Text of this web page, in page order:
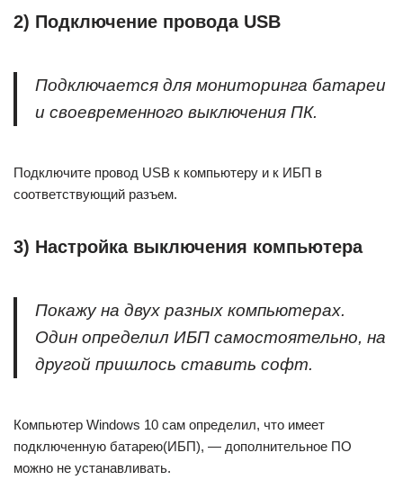
2) Подключение провода USB
Подключается для мониторинга батареи
и своевременного выключения ПК.
Подключите провод USB к компьютеру и к ИБП в
соответствующий разъем.
3) Настройка выключения компьютера
Покажу на двух разных компьютерах.
Один определил ИБП самостоятельно, на
другой пришлось ставить софт.
Компьютер Windows 10 сам определил, что имеет
подключенную батарею(ИБП), — дополнительное ПО
можно не устанавливать.